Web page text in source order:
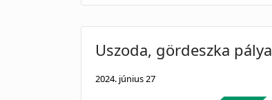
Uszoda, gördeszka pálya
2024. június 27